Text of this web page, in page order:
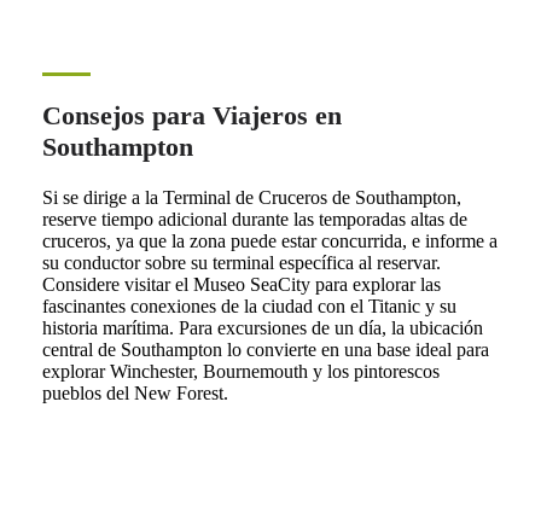
Consejos para Viajeros en
Southampton
Si se dirige a la Terminal de Cruceros de Southampton,
reserve tiempo adicional durante las temporadas altas de
cruceros, ya que la zona puede estar concurrida, e informe a
su conductor sobre su terminal específica al reservar.
Considere visitar el Museo SeaCity para explorar las
fascinantes conexiones de la ciudad con el Titanic y su
historia marítima. Para excursiones de un día, la ubicación
central de Southampton lo convierte en una base ideal para
explorar Winchester, Bournemouth y los pintorescos
pueblos del New Forest.